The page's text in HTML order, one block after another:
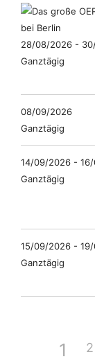
28/08/2026 -
Ganztägig
08/09/2026
Ganztägig
14/09/2026 -
Ganztägig
15/09/2026 -
Ganztägig
1 2